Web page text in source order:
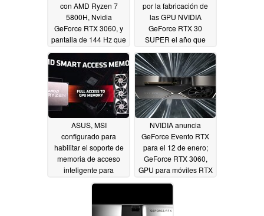
con AMD Ryzen 7
5800H, Nvidia
GeForce RTX 3060, y
pantalla de 144 Hz que
se unirá a los próximos
portátiles G5 y G7 del
Comet Lake-H
12/21/2020
por la fabricación de
las GPU NVIDIA
GeForce RTX 30
SUPER el año que
viene12/19/2020
ASUS, MSI
configurado para
habilitar el soporte de
memoria de acceso
inteligente para
configuraciones Ryzen
NVIDIA Ampere
NVIDIA anuncia
GeForce Evento RTX
para el 12 de enero;
GeForce RTX 3060,
GPU para móviles RTX
30 y más se espera